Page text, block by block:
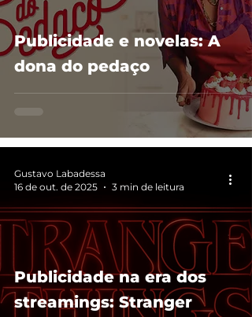
Publicidade e novelas: A
dona do pedaço
Publicidade na era dos
streamings: Stranger
Gustavo Labadessa
16 de out. de 2025
3 min de leitura